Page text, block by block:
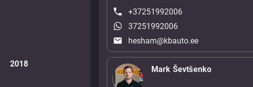
2018
+37251992006
37251992006
hesham@kbauto.ee
Mark Ševtšenko